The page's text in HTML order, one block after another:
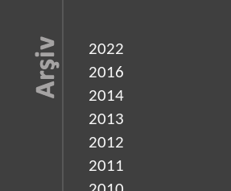
2022
2016
2014
2013
2012
2011